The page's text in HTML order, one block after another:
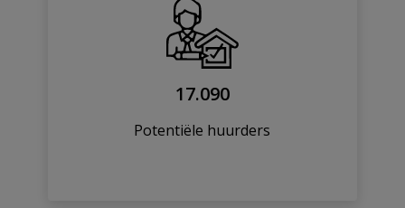
17.090
Potentiële huurders